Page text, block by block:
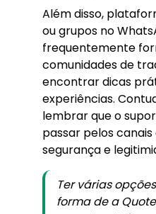
Além disso,
ou grupos no
frequentemente
comunidades de
encontrar dicas
experiências.
lembrar que o
passar pelos
segurança e
Ter várias
forma de a